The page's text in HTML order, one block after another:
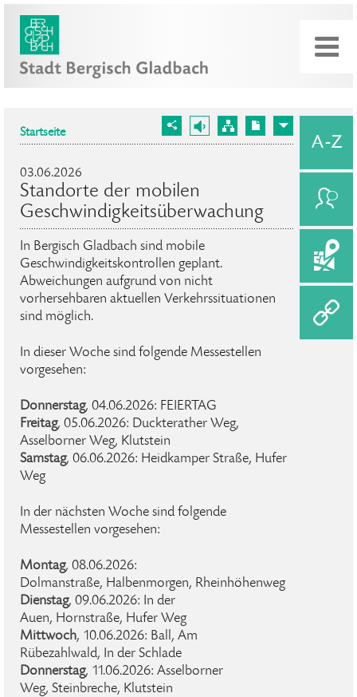
Startseite
03.06.2026
Standorte der mobilen
Geschwindigkeitsüberwachung
In Bergisch Gladbach sind mobile
Geschwindigkeitskontrollen geplant.
Abweichungen aufgrund von nicht
vorhersehbaren aktuellen Verkehrssituationen
sind möglich.
In dieser Woche sind folgende Messestellen
vorgesehen:
Donnerstag, 04.06.2026: FEIERTAG
Freitag, 05.06.2026: Duckterather Weg,
Asselborner Weg, Klutstein
Samstag, 06.06.2026: Heidkamper Straße, Hufer
Weg
In der nächsten Woche sind folgende
Messestellen vorgesehen:
Montag, 08.06.2026:
Dolmanstraße, Halbenmorgen, Rheinhöhenweg
Dienstag, 09.06.2026: In der
Auen, Hornstraße, Hufer Weg
Mittwoch, 10.06.2026: Ball, Am
Rübezahlwald, In der Schlade
Donnerstag, 11.06.2026: Asselborner
Weg, Steinbreche, Klutstein